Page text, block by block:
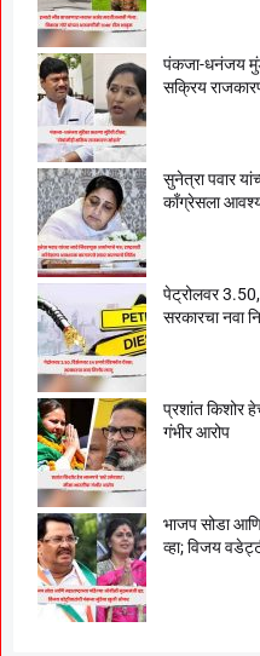
पंकजा-धनंजय
सक्रिय
सुनेत्रा पवार
काँग्रेसला
पेट्रोलवर
सरकारचा नवा
प्रशांत किशोर
गंभीर आरोप
भाजप सोडा आणि
व्हा; विजय